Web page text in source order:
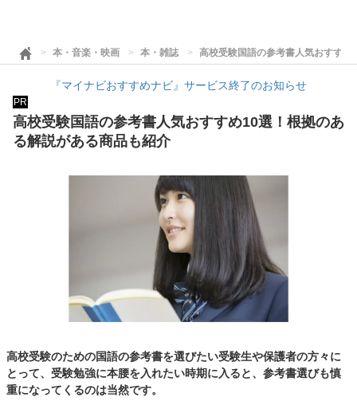
本・音楽・映画 本・雑誌 高校受験国語の参考書人気おすす
『マイナビおすすめナビ』サービス終了のお知らせ
PR
高校受験国語の参考書人気おすすめ10選！根拠のあ
る解説がある商品も紹介
高校受験のための国語の参考書を選びたい受験生や保護者の方々に
とって、受験勉強に本腰を入れたい時期に入ると、参考書選びも慎
重になってくるのは当然です。